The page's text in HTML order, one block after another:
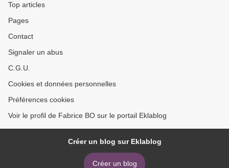
Top articles
Pages
Contact
Signaler un abus
C.G.U.
Cookies et données personnelles
Préférences cookies
Voir le profil de Fabrice BO sur le portail Eklablog
Créer un blog sur Eklablog
Créer un blog